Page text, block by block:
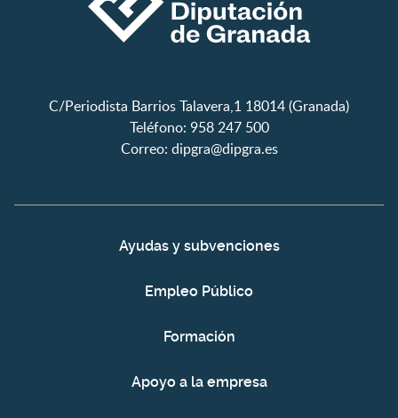
C/Periodista Barrios Talavera,1 18014 (Granada)
Teléfono: 958 247 500
Correo: dipgra@dipgra.es
Ayudas y subvenciones
Empleo Público
Formación
Apoyo a la empresa